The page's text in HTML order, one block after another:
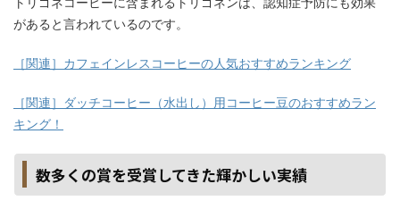
があると言われているのです。
［関連］カフェインレスコーヒーの人気おすすめランキング
［関連］ダッチコーヒー（水出し）用コーヒー豆のおすすめラン
キング！
数多くの賞を受賞してきた輝かしい実績